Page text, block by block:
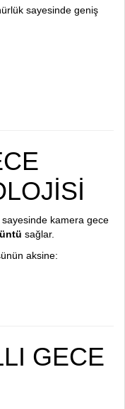
sayesinde geniş
sayesinde kamera gece
sağlar.
aksine:
GECE